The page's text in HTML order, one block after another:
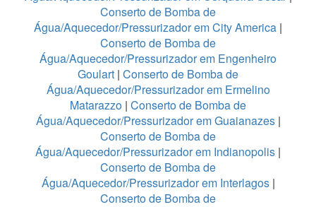
Conserto de Bomba de
Água/Aquecedor/Pressurizador em City America |
Conserto de Bomba de
Água/Aquecedor/Pressurizador em Engenheiro
Goulart | Conserto de Bomba de
Água/Aquecedor/Pressurizador em Ermelino
Matarazzo | Conserto de Bomba de
Água/Aquecedor/Pressurizador em Guaianazes|
Conserto de Bomba de
Água/Aquecedor/Pressurizador em Indianopolis |
Conserto de Bomba de
Água/Aquecedor/Pressurizador em Interlagos|
Conserto de Bomba de